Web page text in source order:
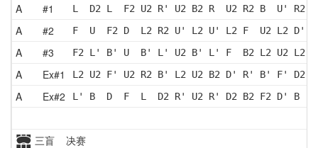
A
#1 L  D2 L  F2 U2 R' U2 B2 R  U2 R2 B  U' R2
A #2 F  U  F2 D  L2 R2 U' L2 U' L2 F  U2 L2 D'
A #3 F2 L' B' U  B' L' U2 B' L' F  B2 L2 U2 L2 F
A Ex#1 L2 U2 F' U2 R2 B' L2 U2 B2 D' R' B' F' D2
A Ex#2 L' B  D  F  L  D2 R' U2 R' D2 B2 F2 D' B
三盲 决赛